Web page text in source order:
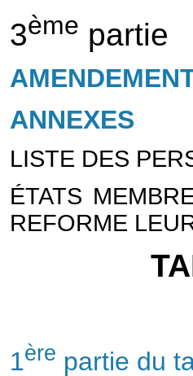
3ème partie
ANNEXES
LISTE DES
ÉTATS
REFORME
1ère partie du